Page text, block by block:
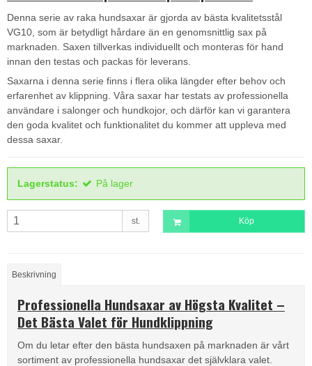
Denna serie av raka hundsaxar är gjorda av bästa kvalitetsstål
VG10, som är betydligt hårdare än en genomsnittlig sax på
marknaden. Saxen tillverkas individuellt och monteras för hand
innan den testas och packas för leverans.
Saxarna i denna serie finns i flera olika längder efter behov och
erfarenhet av klippning. Våra saxar har testats av professionella
användare i salonger och hundkojor, och därför kan vi garantera
den goda kvalitet och funktionalitet du kommer att uppleva med
dessa saxar.
Lagerstatus: På lager
st. Köp
Beskrivning
Professionella Hundsaxar av Högsta Kvalitet –
Det Bästa Valet för Hundklippning
Om du letar efter den bästa hundsaxen på marknaden är vårt
sortiment av professionella hundsaxar det självklara valet.